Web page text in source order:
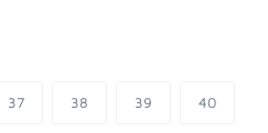
37 38 39 40